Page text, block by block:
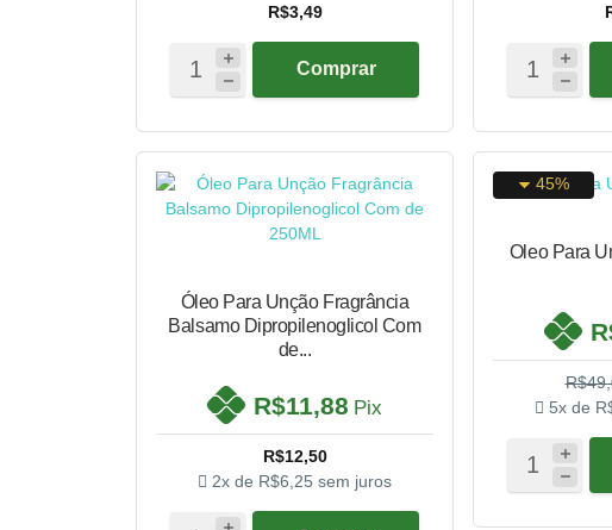
R$3,49
Comprar
Óleo Para Unção Fragrância
Balsamo Dipropilenoglicol Com
de...
R$11,88 Pix
R$12,50
2x de R$6,25 sem juros
45%
Oleo Para
5x de